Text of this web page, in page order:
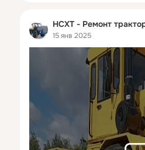
НСХТ - Ремонт
15 янв 2025